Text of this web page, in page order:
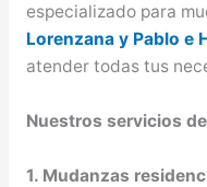
especializado para
Lorenzana y Pablo e
atender todas tus
Nuestros servicios
1. Mudanzas